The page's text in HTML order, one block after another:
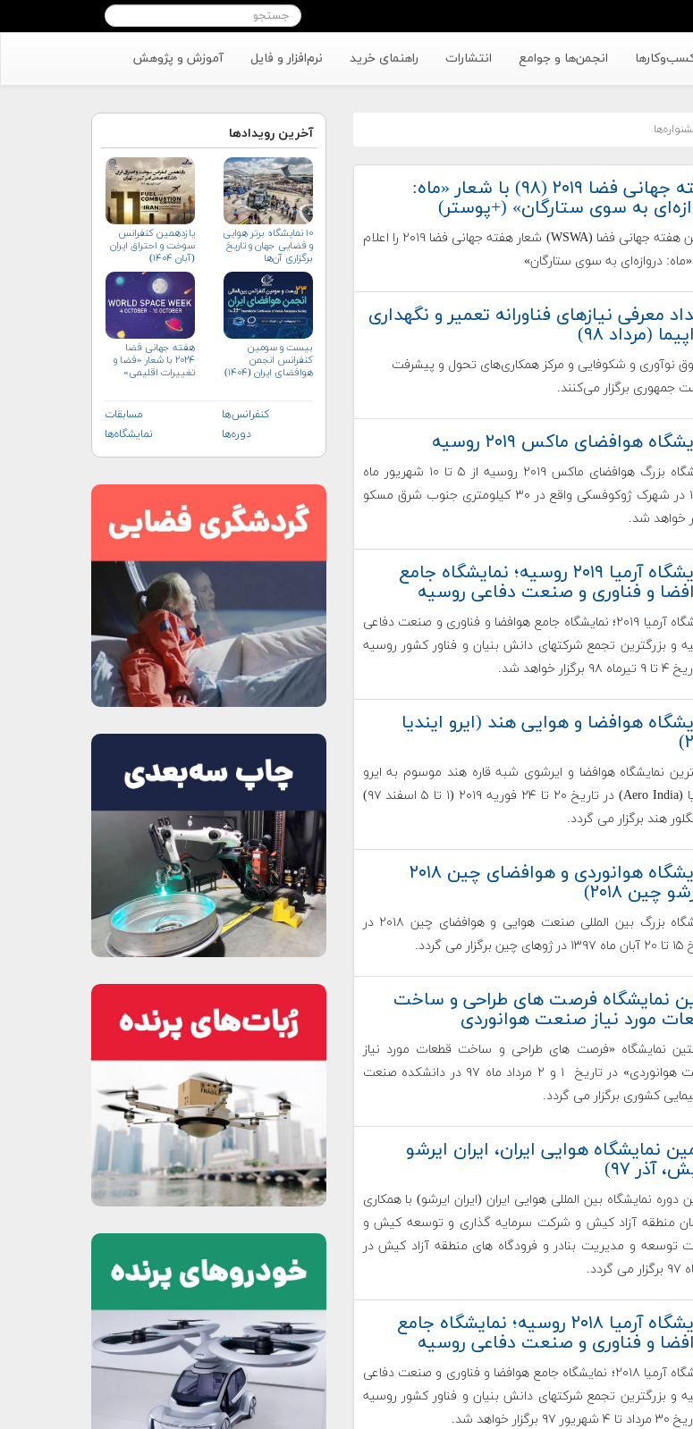
انجمن‌ها و جوامع انتشارات راهنمای خرید نرم‌افزار و فایل آموزش و پژوهش
هفته جهانی فضا ۲۰۱۹ (۹۸) با شعار «ماه:
به سوی ستارگان» (+پوستر)
انجمن هفته جهانی فضا (WSWA) شعار هفته جهانی فضا ۲۰۱۹ را اعلام
دروازه‌ای به سوی ستارگان»
معرفی نیازهای فناورانه تعمیر و نگهداری
(مرداد ۹۸)
نوآوری و شکوفایی و مرکز همکاری‌های تحول و پیشرفت
جمهوری برگزار می‌کنند.
هوافضای ماکس ۲۰۱۹ روسیه
نمایشگاه بزرگ هوافضای ماکس ۲۰۱۹ روسیه از ۵ تا ۱۰ شهریور ماه
۱۳۹۸ در شهرک ژوکوفسکی واقع در ۳۰ کیلومتری جنوب شرق مسکو
خواهد شد.
نمایشگاه آرمیا ۲۰۱۹ روسیه؛ نمایشگاه جامع
و فناوری و صنعت دفاعی روسیه
نمایشگاه آرمیا ۲۰۱۹؛ نمایشگاه جامع هوافضا و فناوری و صنعت دفاعی
و بزرگترین تجمع شرکتهای دانش بنیان و فناور کشور روسیه
برگزار خواهد شد.
هوافضا و هوایی هند (ایرو ایندیا
نمایشگاه هوافضا و ایرشوی شبه قاره هند موسوم به ایرو
ایندیا (Aero India) در تاریخ ۲۰ تا ۲۴ فوریه ۲۰۱۹ (۱ تا ۵ اسفند ۹۷)
هند برگزار می گردد.
نمایشگاه هوانوردی و هوافضای چین ۲۰۱۸
چین ۲۰۱۸)
نمایشگاه بزرگ بین المللی صنعت هوایی و هوافضای چین ۲۰۱۸ در
گردد
.
نمایشگاه فرصت های طراحی و ساخت
مورد نیاز صنعت هوانوردی
نمایشگاه «فرصت های طراحی و ساخت قطعات مورد نیاز
هوانوردی» در تاریخ
۱ و ۲ مرداد ماه ۹۷ در دانشکده صنعت
کشوری برگزار می گردد.
نمایشگاه هوایی ایران، ایران ایرشو
آذر ۹۷)
دوره نمایشگاه بین المللی هوایی ایران (ایران ایرشو) با همکاری
منطقه آزاد کیش و شرکت سرمایه گذاری و توسعه کیش و
توسعه و مدیریت بنادر و فرودگاه های منطقه آزاد کیش در
نمایشگاه آرمیا ۲۰۱۸ روسیه؛ نمایشگاه جامع
و فناوری و صنعت دفاعی روسیه
نمایشگاه آرمیا ۲۰۱۸؛ نمایشگاه جامع هوافضا و فناوری و صنعت دفاعی
و بزرگترین تجمع شرکتهای دانش بنیان و فناور کشور روسیه
۹۷ برگزار خواهد شد.
آخرین رویدادها
۱۰ نمایشگاه برتر هوایی
و فضایی جهان و تاریخ
برگزاری آن‌ها
یازدهمین کنفرانس
سوخت و احتراق ایران
(آبان‌ ۱۴۰۴)
بیست و سومین
کنفرانس انجمن
هوافضای ايران (۱۴۰۴)
هفته جهانی فضا
۲۰۲۴ با شعار «فضا و
تغییرات اقلیمی»
کنفرانس‌ها
مسابقات
دوره‌ها
نمایشگاه‌ها